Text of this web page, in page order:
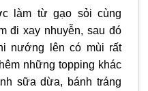
làm từ gạo sỏi cùng
đi xay nhuyễn, sau đó
nướng lên có mùi rất
những topping khác
sữa dừa, bánh tráng